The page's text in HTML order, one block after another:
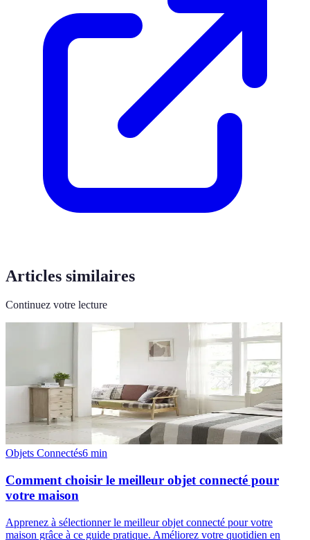
Articles similaires
Continuez votre lecture
Objets Connectés6 min
Comment choisir le meilleur objet connecté pour
votre maison
Apprenez à sélectionner le meilleur objet connecté pour votre
maison grâce à ce guide pratique. Améliorez votre quotidien en